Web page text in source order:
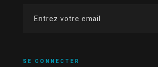
SE CONNECTER